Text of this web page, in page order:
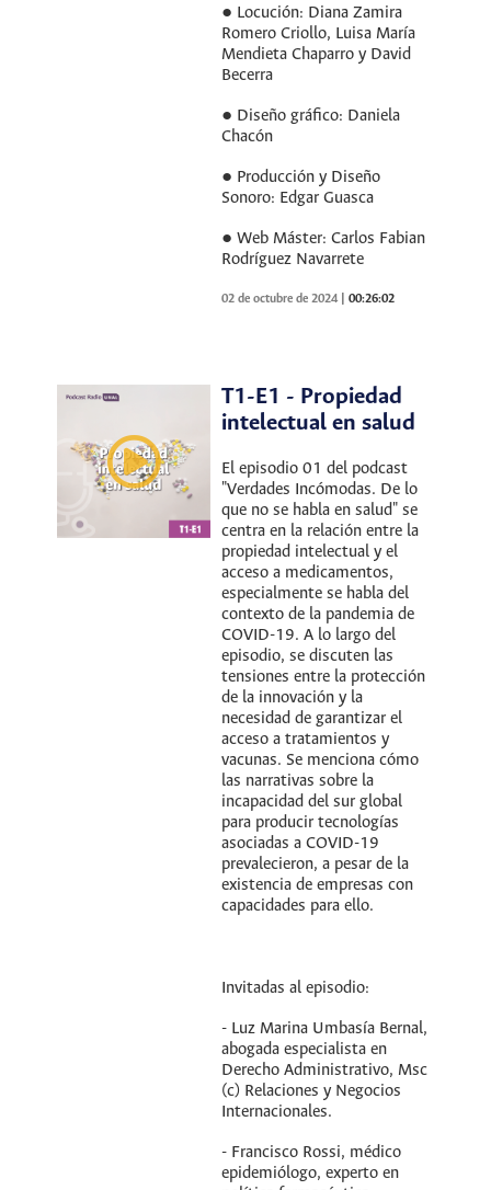
● Locución: Diana Zamira
Romero Criollo, Luisa María
Mendieta Chaparro y David
Becerra
● Diseño gráfico: Daniela
Chacón
● Producción y Diseño
Sonoro: Edgar Guasca
● Web Máster: Carlos Fabian
Rodríguez Navarrete
02 de octubre de 2024 |00:26:02
T1-E1 - Propiedad
intelectual en salud
El episodio 01 del podcast
"Verdades Incómodas. De lo
que no se habla en salud" se
centra en la relación entre la
propiedad intelectual y el
acceso a medicamentos,
especialmente se habla del
contexto de la pandemia de
COVID-19. A lo largo del
episodio, se discuten las
tensiones entre la protección
de la innovación y la
necesidad de garantizar el
acceso a tratamientos y
vacunas. Se menciona cómo
las narrativas sobre la
incapacidad del sur global
para producir tecnologías
asociadas a COVID-19
prevalecieron, a pesar de la
existencia de empresas con
capacidades para ello.
Invitadas al episodio:
- Luz Marina Umbasía Bernal,
abogada especialista en
Derecho Administrativo, Msc
(c) Relaciones y Negocios
Internacionales.
- Francisco Rossi, médico
epidemiólogo, experto en